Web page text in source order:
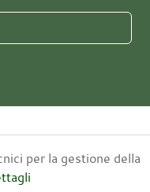
per la gestione della